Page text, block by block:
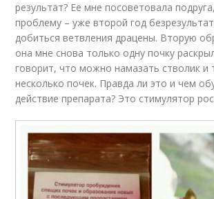
результат? Ее мне посоветовала
проблему – уже второй год
добиться ветвления драцены. Вторую
она мне снова только одну почку
говорит, что можно намазать стволик и
несколько почек. Правда ли это и чем
действие препарата? Это стимулятор